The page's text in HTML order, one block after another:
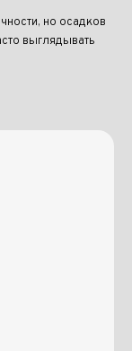
но осадков
выглядывать